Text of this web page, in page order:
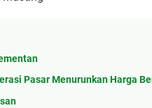
Pasar Menurunkan Harga